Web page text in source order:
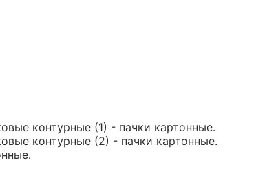
контурные (1) - пачки картонные.
контурные (2) - пачки картонные.